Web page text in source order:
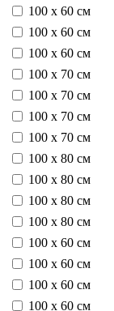
100 х 60 см
100 х 60 см
100 х 60 см
100 х 70 см
100 х 70 см
100 х 70 см
100 х 70 см
100 х 80 см
100 х 80 см
100 х 80 см
100 х 80 см
100 х 60 см
100 х 60 см
100 х 60 см
100 х 60 см